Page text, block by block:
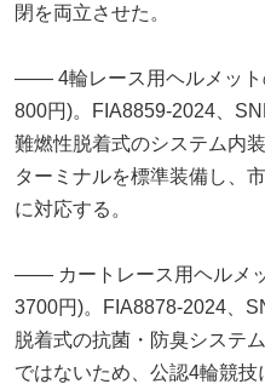
閉を両立させた。
―― 4輪レース用ヘルメット
800円)。FIA8859-2024、
難燃性脱着式のシステム内
ターミナルを標準装備し、
に対応する。
―― カートレース用ヘルメ
3700円)。FIA8878-2024、
脱着式の抗菌・防臭システ
ではないため、公認4輪競技